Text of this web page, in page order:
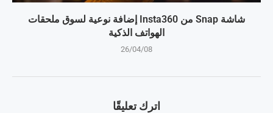
شاشة Snap من Insta360 إضافة نوعية لسوق ملحقات
الهواتف الذكية
26/04/08
اترك تعليقًا